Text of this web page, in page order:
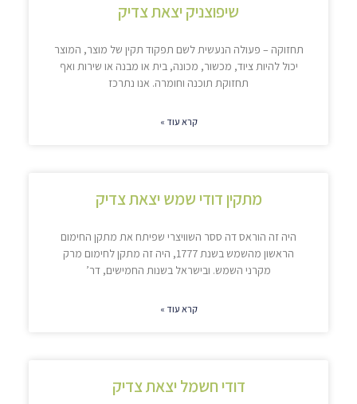
שיפוצניק יצאת צדיק
תחזוקה – פעולה הנעשית לשם תפקוד תקין של מוצר, המוצר
יכול להיות ציוד, מכשור, מכונה, בית או מבנה או שירות ואף
תחזוקת תוכנה וחומרה. אנו נתרכז
קרא עוד »
מתקין דודי שמש יצאת צדיק
היה זה הוראס דה ססר השוויצרי שפיתח את מתקן החימום
הראשון מהשמש בשנת 1777, היה זה מתקן לחימום מרק
מקרני השמש. ובישראל בשנות החמישים, דר’
קרא עוד »
דודי חשמל יצאת צדיק